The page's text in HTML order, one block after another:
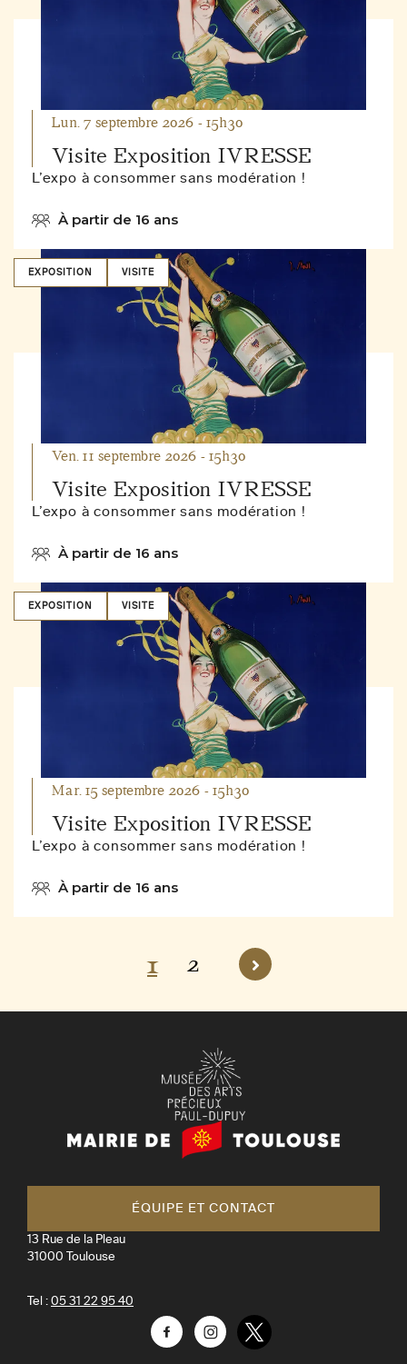
Visite Exposition IVRESSE
Lun. 7 septembre 2026 - 15h30
L’expo à consommer sans modération !
À partir de 16 ans
Visite Exposition IVRESSE
Ven. 11 septembre 2026 - 15h30
L’expo à consommer sans modération !
À partir de 16 ans
EXPOSITION VISITE
Visite Exposition IVRESSE
Mar. 15 septembre 2026 - 15h30
L’expo à consommer sans modération !
À partir de 16 ans
EXPOSITION VISITE
i
n
a
t
i
o
Page
1 Page
2
Page
suivante
Mairie
de
ÉQUIPE ET CONTACT
13 Rue de la Pleau
31000
Toulouse
Tel : 05 31 22 95 40
FacebookInstagramTwitter